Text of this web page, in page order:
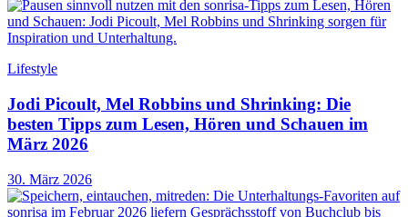
Lifestyle
Jodi Picoult, Mel Robbins und Shrinking: Die
besten Tipps zum Lesen, Hören und Schauen im
März 2026
30. März 2026